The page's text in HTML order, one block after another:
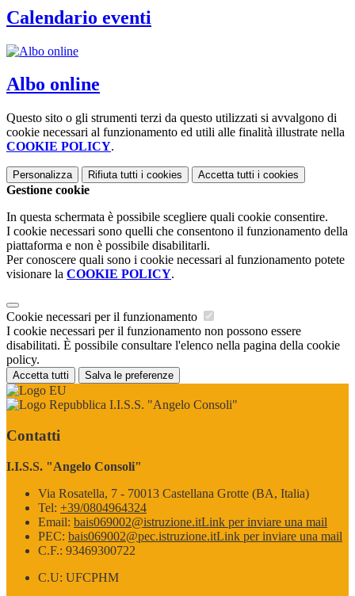
Calendario eventi
Albo online
Questo sito o gli strumenti terzi da questo utilizzati si avvalgono di
cookie necessari al funzionamento ed utili alle finalità illustrate nella
COOKIE POLICY.
Personalizza Rifiuta tutti i cookies Accetta tutti i cookies
Gestione cookie
In questa schermata è possibile scegliere quali cookie consentire.
I cookie necessari sono quelli che consentono il funzionamento della
piattaforma e non è possibile disabilitarli.
Per conoscere quali sono i cookie necessari al funzionamento potete
visionare la COOKIE POLICY.
Cookie necessari per il funzionamento
I cookie necessari per il funzionamento non possono essere
disabilitati. È possibile consultare l'elenco nella pagina della cookie
policy.
Accetta tutti Salva le preferenze
I.I.S.S. "Angelo Consoli"
Contatti
I.I.S.S. "Angelo Consoli"
Via Rosatella, 7 - 70013 Castellana Grotte (BA, Italia)
Tel: +39/0804964324
Email: bais069002@istruzione.itLink per inviare una mail
PEC: bais069002@pec.istruzione.itLink per inviare una mail
C.F.: 93469300722
C.U: UFCPHM